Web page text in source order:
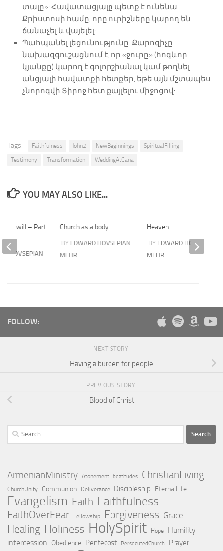
տալը»: Հավատացյալը պետք է ունենա
Քրիստոսի համը, որը ուրիշները կարող են
ճանաչել և վայելել:
Պահպանել լեցունությունը. Քարոզիչը
նախազգուշացնում է, որ «ջուրը» (հոգևոր
կյանքը) կարող է գոլորշիանալ կամ թողնել
անցյալի հավատքի հետքեր, եթե այն մշտապես
չնորոգվի Տիրոջ հետ քայլելու միջոցով:
Tags: Faithfulness John2 NewBeginnings
SpiritualFilling
Testimony
Transformation WeddingAtCana
YOU MAY ALSO LIKE...
Church as a body
BY EDWARD HOVSEPIAN
MEHR
Heaven
BY EDWARD HOVSEPIAN
MEHR
will – Part
HOVSEPIAN
FOLLOW:
NEXT STORY
Having a burden for people
PREVIOUS STORY
Blood of Christ
Search
for:
ArmenianMinistry Atonement beatitudes ChristianLiving
ChurchUnity Communion Deliverance Discipleship EternalLife
Evangelism Faith Faithfulness
FaithOverFear Fellowship Forgiveness Grace
Healing Holiness HolySpirit Hope
Humility
intercession Obedience Pentecost PersecutedChurch Prayer